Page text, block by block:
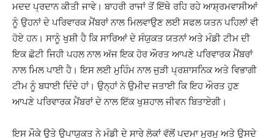
ਮਦਦ ਪ੍ਰਦਾਨ ਕੀਤੀ ਜਾਵੇ। ਬਾਹਰੀ ਰਾਜਾਂ ਤੋਂ ਇੱਥੇ ਰਹਿ ਰਹੇ ਆਸ਼੍ਰਮਵਾਸੀਆਂ
ਨੂੰ ਉਹਨਾਂ ਦੇ ਪਰਿਵਾਰਕ ਮੈਂਬਰਾਂ ਨਾਲ ਮਿਲਵਾਉਣ ਲਈ ਸਫਲ ਯਤਨ ਪਹਿਲਾਂ ਵੀ
ਹੋਏ ਹਨ। ਸਾਨੂੰ ਖੁਸ਼ੀ ਹੈ ਕਿ ਸਾਰਿਆਂ ਦੇ ਸੰਯੁਕਤ ਯਤਨਾਂ ਅਤੇ ਮੰਡੀ ਟੀਮ ਦੀ
ਇਕ ਛੋਟੀ ਜਿਹੀ ਪਹਲ ਨਾਲ ਅੱਜ ਇਕ ਹੋਰ ਔਰਤ ਆਪਣੇ ਪਰਿਵਾਰਕ ਮੈਂਬਰਾਂ
ਨਾਲ ਮਿਲ ਪਾਈ ਹੈ। ਇਸ ਲਈ ਮੁਹਿੰਮ ਨਾਲ ਜੁੜੀ ਪ੍ਰਸ਼ਾਸਨਿਕ ਅਤੇ ਵਿਭਾਗੀ
ਟੀਮ ਨੂੰ ਬਧਾਈ ਦਿੰਦੇ ਹਾਂ। ਉਨ੍ਹਾਂ ਨੇ ਉਮੀਦ ਜਤਾਈ ਕਿ ਇਹ ਔਰਤ ਹੁਣ
ਆਪਣੇ ਪਰਿਵਾਰਕ ਮੈਂਬਰਾਂ ਦੇ ਨਾਲ ਇੱਕ ਖੁਸ਼ਹਾਲ ਜੀਵਨ ਬਿਤਾਏਗੀ।
ਇਸ ਮੌਕੇ ਉਤੇ ਉਪਾਯੁਕਤ ਨੇ ਮੰਡੀ ਦੇ ਸਾਰੇ ਲੋਕਾਂ ਵੱਲੋਂ ਪਦਮਾ ਮੁਰਮੂ ਅਤੇ ਉਸਦੇ